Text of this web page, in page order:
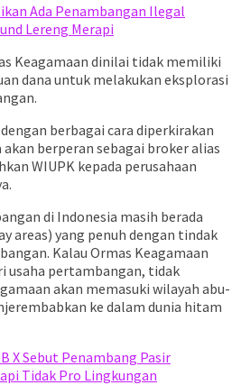
Ada Penambangan Ilegal
Lereng Merapi
Keagamaan dinilai tidak memiliki
dana untuk melakukan eksplorasi
berbagai cara diperkirakan
berperan sebagai broker alias
WIUPK kepada perusahaan
di Indonesia masih berada
areas) yang penuh dengan tindak
Kalau Ormas Keagamaan
usaha pertambangan, tidak
akan memasuki wilayah abu-
ke dalam dunia hitam
X Sebut Penambang Pasir
Tidak Pro Lingkungan